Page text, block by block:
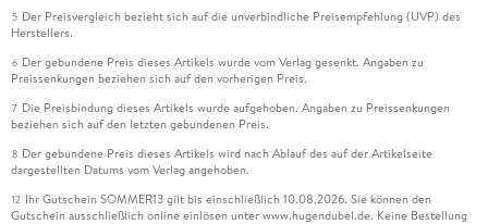
5 Der Preisvergleich bezieht sich auf die unverbindliche Preisempfehlung (UVP) des
Herstellers.
6 Der gebundene Preis dieses Artikels wurde vom Verlag gesenkt. Angaben zu
Preissenkungen beziehen sich auf den vorherigen Preis.
7 Die Preisbindung dieses Artikels wurde aufgehoben. Angaben zu Preissenkungen
beziehen sich auf den letzten gebundenen Preis.
8 Der gebundene Preis dieses Artikels wird nach Ablauf des auf der Artikelseite
dargestellten Datums vom Verlag angehoben.
12 Ihr Gutschein SOMMER13 gilt bis einschließlich 10.08.2026. Sie können den
Gutschein ausschließlich online einlösen unter www.hugendubel.de. Keine Bestellung